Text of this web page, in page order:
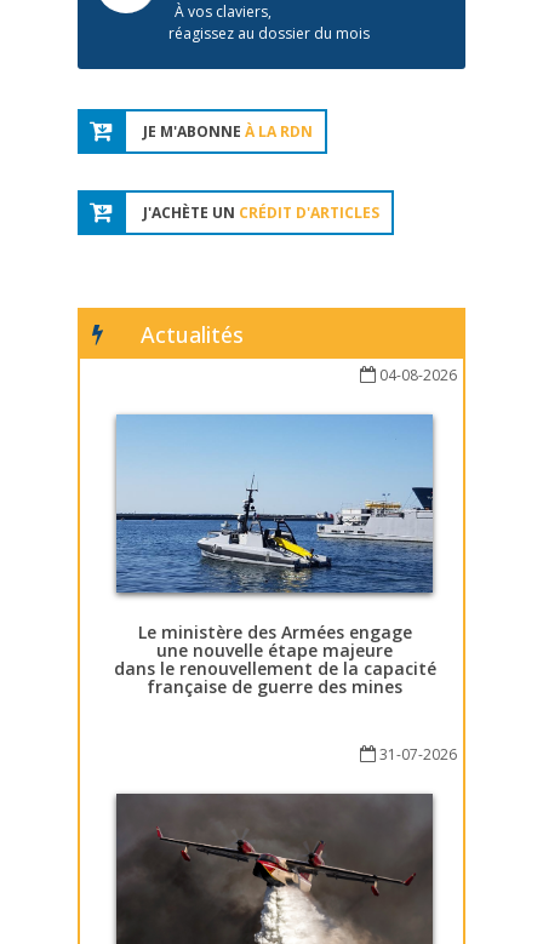
À vos claviers,
réagissez au dossier du mois
JE M'ABONNE À LA RDN
J'ACHÈTE UN CRÉDIT D'ARTICLES
Actualités
04-08-2026
Le ministère des Armées engage
une nouvelle étape majeure
dans le renouvellement de la capacité
française de guerre des mines
31-07-2026